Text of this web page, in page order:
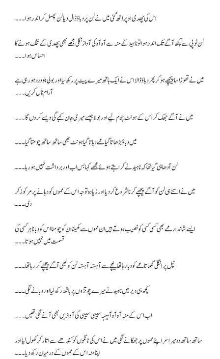
اس کی پھدی اوپر اٹھ گئی میں نے لن پر دباؤ ڈال دیا لن پھسل کر اندر ہوا۔۔۔
لن ٹوپی سے کچھ آگے تک اندر ہوا تو ناہید کے منہ سے آہ آہ کی آواز نکلی مجھے بھی پھدی کے تنگ ہونے کا
احساس ہوا۔۔۔
میں نے تھوڑا سا پیچھے ہو کر پھر دباؤ ڈالا اس نے ایک ہاتھ میرے پیٹ پر رکھ لیا اور بولی بلو درد ہو رہی ہے
آرام نال کریں۔۔۔
میں نے آگے جھک کر اس کے ہونٹ چوم لیے اور بولا جیسے میری جان کہے گی ویسے کروں گا۔۔۔
میں دباؤ بڑھاتا گیا ممے دباتا گیا ہونٹ بھی ساتھ ساتھ چومتا گیا۔۔۔
لن آدھا ہی گیا تھا کہ ناہید نے کراہتے ہوئے مجھے کہا بس اب اور برداشت نہیں ہو رہا ۔۔۔
میں نے اتنے ہی لن کو آگے پیچھے کرنا شروع کر دیا اور زیادہ توجہ اس کے مموں کو دبانے پر مرکوز کر
دی۔۔۔
ایسے شاندار ممے بھی کسی کسی کو نصیب ہوتے ہیں ان مموں سے کھیلنا ان کو چومنا اس کو دبانا ہر کسی کی
قسمت میں نہیں ہوتا۔۔۔
نپل پر انگلی گھماتا ممے کو دبا رہا تھا نیچے سے آہستہ آہستہ لن کو بھی آگے پیچھے کر رہا تھا۔۔۔
کچھ ہی دیر میں ناہید نے میرے چوتڑوں پر ہاتھ رکھ لیا اور دبانے لگی ۔۔۔
اب اس کے منہ آہ آہ آہہہہ سییی سییی کی آوازیں بھی آنے لگی تھیں۔۔۔
ساتھ ساتھ وہ میرا سر اپنے مموں پر جھکانے لگی میں نے اس کی ٹانگوں کو کندھے سے اتار کر کھول لیا اور
اپنا منہ اس کے مموں کے درمیان رکھ دیا۔۔۔